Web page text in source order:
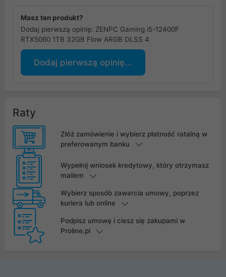
Masz ten produkt?
Dodaj pierwszą opinię: ZENPC Gaming i5-12400F
RTX5060 1TB 32GB Flow ARGB DLSS 4
Dodaj pierwszą opinię...
Raty
Złóż zamówienie i wybierz płatność ratalną w
preferowanym banku
Wypełnij wniosek kredytowy, który otrzymasz
mailem
Wybierz sposób zawarcia umowy, poprzez
kuriera lub online
Podpisz umowę i ciesz się zakupami w
Proline.pl